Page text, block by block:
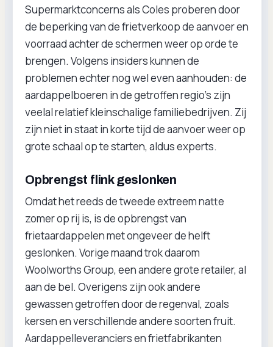
Supermarktconcerns als Coles proberen door
de beperking van de frietverkoop de aanvoer en
voorraad achter de schermen weer op orde te
brengen. Volgens insiders kunnen de
problemen echter nog wel even aanhouden: de
aardappelboeren in de getroffen regio’s zijn
veelal relatief kleinschalige familiebedrijven. Zij
zijn niet in staat in korte tijd de aanvoer weer op
grote schaal op te starten, aldus experts.
Opbrengst flink geslonken
Omdat het reeds de tweede extreem natte
zomer op rij is, is de opbrengst van
frietaardappelen met ongeveer de helft
geslonken. Vorige maand trok daarom
Woolworths Group, een andere grote retailer, al
aan de bel. Overigens zijn ook andere
gewassen getroffen door de regenval, zoals
kersen en verschillende andere soorten fruit.
Aardappelleveranciers en frietfabrikanten